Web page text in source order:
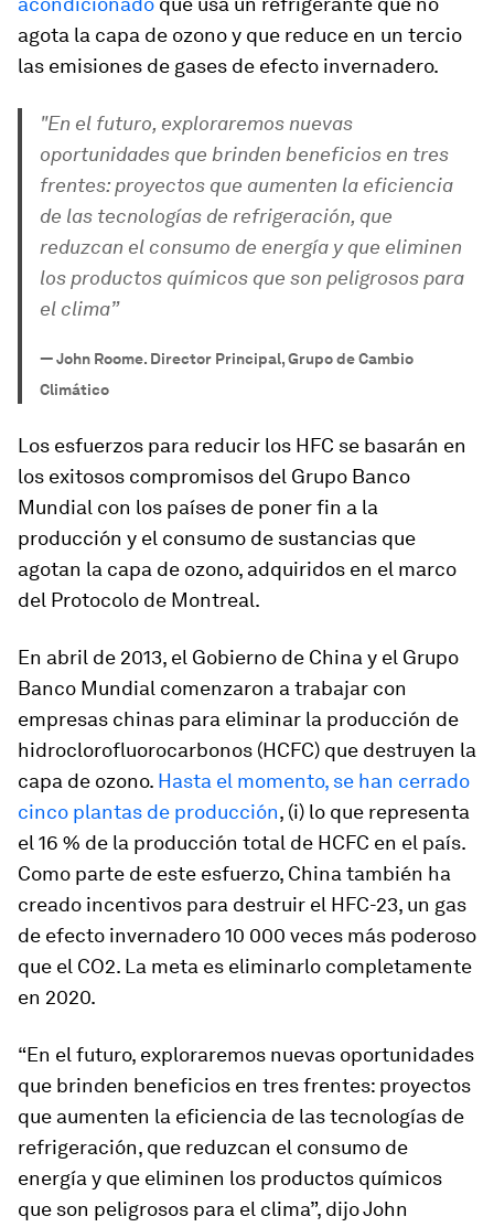
agota la capa de ozono y que reduce en un tercio
las emisiones de gases de efecto invernadero.
"En el futuro, exploraremos nuevas
oportunidades que brinden beneficios en tres
frentes: proyectos que aumenten la eficiencia
de las tecnologías de refrigeración, que
reduzcan el consumo de energía y que eliminen
los productos químicos que son peligrosos para
el clima”
—John Roome. Director Principal, Grupo de Cambio
Climático
Los esfuerzos para reducir los HFC se basarán en
los exitosos compromisos del Grupo Banco
Mundial con los países de poner fin a la
producción y el consumo de sustancias que
agotan la capa de ozono, adquiridos en el marco
del Protocolo de Montreal.
En abril de 2013, el Gobierno de China y el Grupo
Banco Mundial comenzaron a trabajar con
empresas chinas para eliminar la producción de
hidroclorofluorocarbonos (HCFC) que destruyen la
capa de ozono. Hasta el momento, se han cerrado
cinco plantas de producción, (i) lo que representa
el 16 % de la producción total de HCFC en el país.
Como parte de este esfuerzo, China también ha
creado incentivos para destruir el HFC-23, un gas
de efecto invernadero 10 000 veces más poderoso
que el CO2. La meta es eliminarlo completamente
en 2020.
“En el futuro, exploraremos nuevas oportunidades
que brinden beneficios en tres frentes: proyectos
que aumenten la eficiencia de las tecnologías de
refrigeración, que reduzcan el consumo de
energía y que eliminen los productos químicos
que son peligrosos para el clima”, dijo John